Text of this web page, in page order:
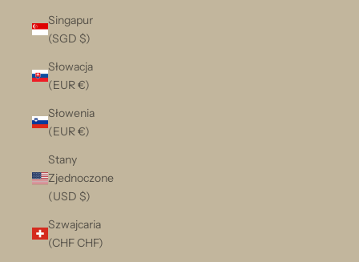
Singapur
(SGD $)
Słowacja
(EUR €)
Słowenia
(EUR €)
Stany
Zjednoczone
(USD $)
Szwajcaria
(CHF CHF)